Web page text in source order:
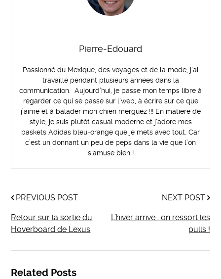
Pierre-Edouard
Passionné du Mexique, des voyages et de la mode, j’ai
travaillé pendant plusieurs années dans la
communication. Aujourd’hui, je passe mon temps libre à
regarder ce qui se passe sur l’web, à écrire sur ce que
j’aime et à balader mon chien merguez !!! En matière de
style, je suis plutôt casual moderne et j’adore mes
baskets Adidas bleu-orange que je mets avec tout. Car
c’est un donnant un peu de peps dans la vie que l’on
s’amuse bien !
PREVIOUS POST
Retour sur la sortie du
Hoverboard de Lexus
NEXT POST
L’hiver arrive… on ressort les
pulls !
Related Posts